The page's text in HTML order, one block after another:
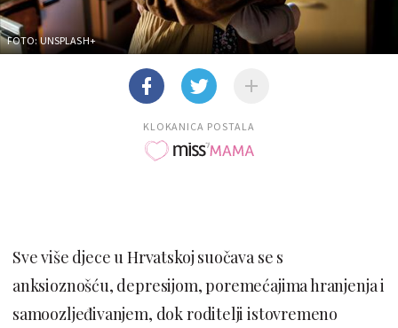
FOTO: UNSPLASH+
KLOKANICA POSTALA
Sve više djece u Hrvatskoj suočava se s
anksioznošću, depresijom, poremećajima hranjenja i
samoozljeđivanjem, dok roditelji istovremeno